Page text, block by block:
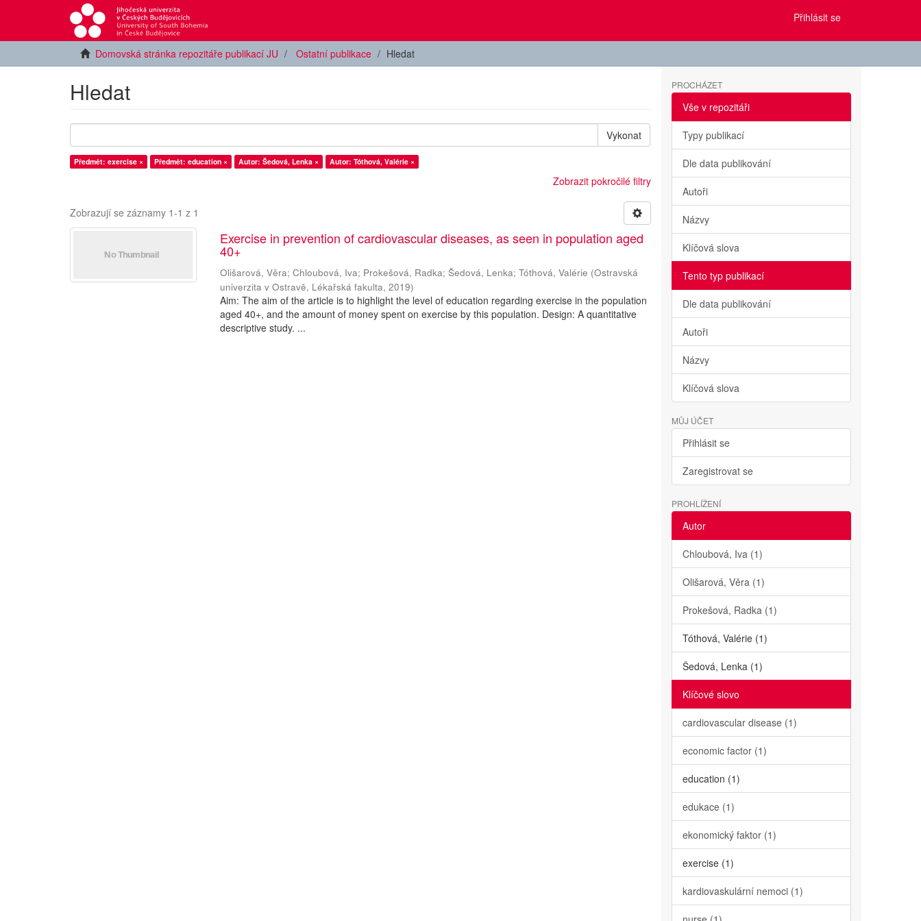
Přihlásit se
Domovská stránka repozitáře publikací JU Ostatní publikace Hledat
Hledat
Vykonat
Předmět: exercise × Předmět: education × Autor: Šedová, Lenka × Autor: Tóthová, Valérie ×
Zobrazit pokročilé filtry
Zobrazují se záznamy 1-1 z 1
Exercise in prevention of cardiovascular diseases, as seen in population aged
40+
Olišarová, Věra;Chloubová, Iva; Prokešová, Radka;Šedová, Lenka;Tóthová, Valérie (Ostravská
univerzita v Ostravě, Lékařská fakulta,2019)
Aim: The aim of the article is to highlight the level of education regarding exercise in the population
aged 40+, and the amount of money spent on exercise by this population. Design: A quantitative
descriptive study. ...
PROCHÁZET
Vše v repozitáři
Typy publikací
Dle data publikování
Autoři
Názvy
Klíčová slova
Tento typ publikací
Dle data publikování
Autoři
Názvy
Klíčová slova
MŮJ ÚČET
Přihlásit se
Zaregistrovat se
PROHLÍŽENÍ
Autor
Chloubová, Iva (1)
Olišarová, Věra (1)
Prokešová, Radka (1)
Tóthová, Valérie (1)
Šedová, Lenka (1)
Klíčové slovo
cardiovascular disease (1)
economic factor (1)
education (1)
edukace (1)
ekonomický faktor (1)
exercise (1)
kardiovaskulární nemoci (1)